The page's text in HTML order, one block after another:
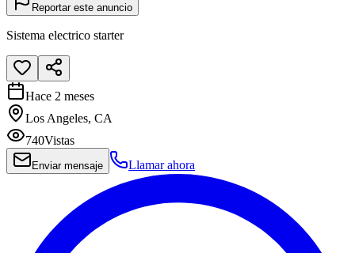
Reportar este anuncio
Sistema electrico starter
Hace 2 meses
Los Angeles, CA
740Vistas
Enviar mensaje Llamar ahora